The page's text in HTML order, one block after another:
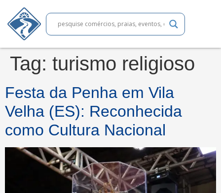
Tag: turismo religioso
Festa da Penha em Vila
Velha (ES): Reconhecida
como Cultura Nacional